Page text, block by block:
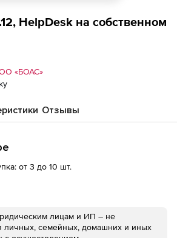
HelpDesk на собственном
«БОАС»
Отзывы
от 3 до 10 шт.
лицам и ИП – не
личных, семейных, домашних и иных